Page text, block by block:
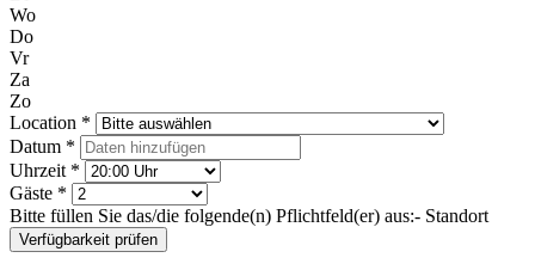
Wo
Do
Vr
Za
Zo
Location *
Datum *
Uhrzeit *
Gäste *
Bitte füllen Sie das/die folgende(n) Pflichtfeld(er) aus:- Standort
Verfügbarkeit prüfen